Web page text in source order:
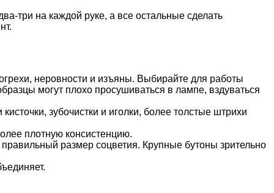
три на каждой руке, а все остальные сделать
неровности и изъяны. Выбирайте для работы
могут плохо просушиваться в лампе, вздуваться
зубочистки и иголки, более толстые штрихи
плотную консистенцию.
размер соцветия. Крупные бутоны зрительно